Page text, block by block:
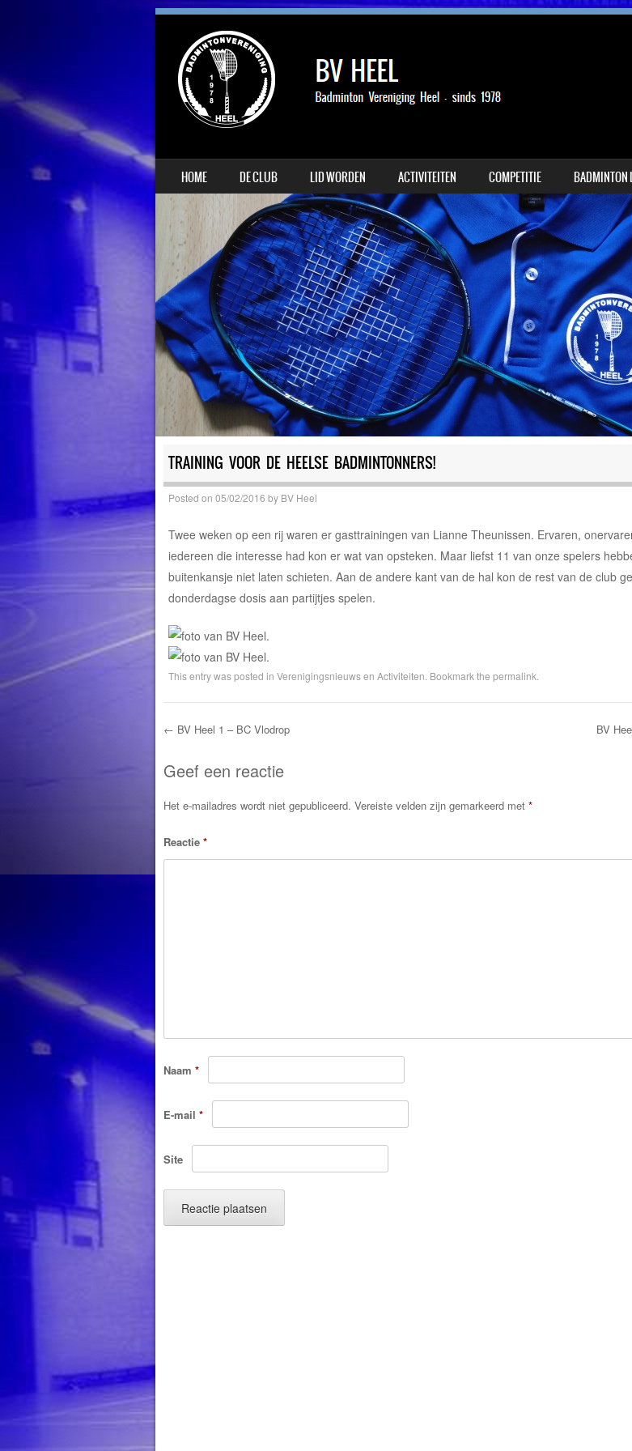
MENU
SKIP TO CONTENT
HOME DE CLUB LID WORDEN ACTIVITEITEN COMPETITIE BADMINTON
TRAINING VOOR DE HEELSE BADMINTONNERS!
Posted on 05/02/2016 by BV Heel
Twee weken op een rij waren er gasttrainingen van Lianne Theunissen. Ervaren,
iedereen die interesse had kon er wat van opsteken. Maar liefst 11 van onze spelers
buitenkansje niet laten schieten. Aan de andere kant van de hal kon de rest van de club
donderdagse dosis aan partijtjes spelen.
This entry was posted in Verenigingsnieuws en Activiteiten . Bookmark the permalink
Post navigation
← BV Heel 1 – BC Vlodrop BV
Geef een reactie
Het e-mailadres wordt niet gepubliceerd. Vereiste velden zijn gemarkeerd met *
Reactie *
Naam *
E-mail *
Site